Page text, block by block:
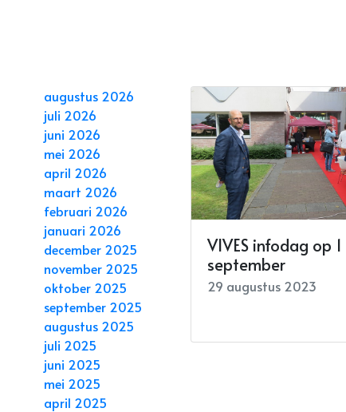
VIVES infodag op 1
september
29 augustus 2023
augustus 2026
juli 2026
juni 2026
mei 2026
april 2026
maart 2026
februari 2026
januari 2026
december 2025
november 2025
oktober 2025
september 2025
augustus 2025
juli 2025
juni 2025
mei 2025
april 2025